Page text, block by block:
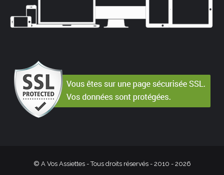
© A Vos Assiettes - Tous droits réservés - 2010 - 2026